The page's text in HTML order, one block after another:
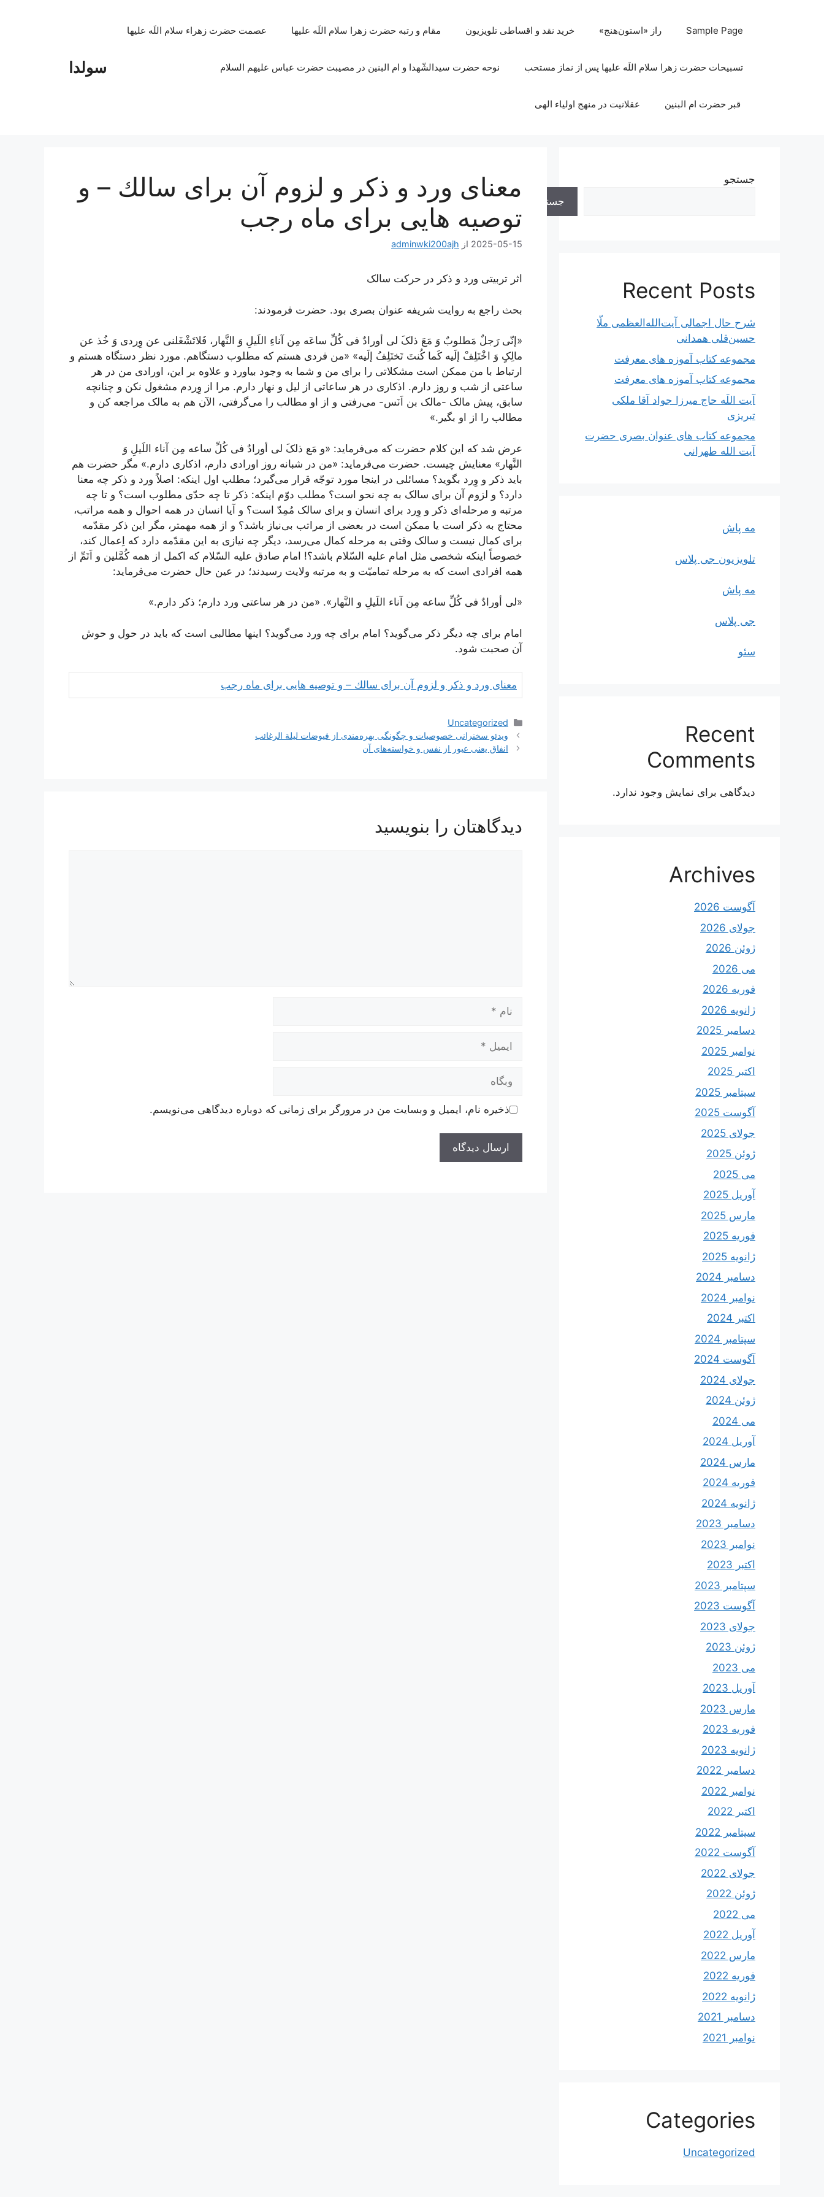
سولدا
Sample Page راز «استون‌هنج» خرید نقد و اقساطی تلویزیون مقام و رتبه حضرت زهرا سلام اللَه علیها عصمت حضرت زهراء سلام اللَه علیها
تسبیحات حضرت زهرا سلام اللَه علیها پس از نماز مستحب نوحه حضرت سیدالشّهدا و ام البنین در مصیبت حضرت عباس علیهم السلام
قبر حضرت ام البنین عقلانیت در منهج اولیاء الهی
معناى ورد و ذكر و لزوم آن براى سالك – و
توصیه هایی برای ماه رجب
2025-05-15 از adminwki200ajh
اثر تربیتی ورد و ذکر در حرکت سالک
بحث راجع به روایت شریفه عنوان بصری بود. حضرت فرمودند:
«إنّی رَجلٌ مَطلوبٌ وَ مَعَ ذلکَ لی أورادٌ فی کُلِّ ساعَه مِن آناءِ اللَیلِ وَ النَّهار، فَلاتَشْغَلنی عن وِردی وَ خُذ عن
مالِکٍ وَ اخْتَلِفْ إلَیه کَما کُنتَ تَختَلِفُ إلَیه» «من فردی هستم که مطلوب دستگاهم. مورد نظر دستگاه هستم و
ارتباط با من ممکن است مشکلاتی را برای من و شما به وجود بیاورد و علاوه بر این، اورادی من در هر
ساعتی از شب و روز دارم. اذکاری در هر ساعاتی از لیل و نهار دارم. مرا از وِردم مشغول نکن و چنانچه
سابق، پیش مالک -مالک بن اَنَس- می‌رفتی و از او مطالب را می‌گرفتی، الآن هم به مالک مراجعه کن و
مطالب را از او بگیر.»
عرض شد که این کلام حضرت که می‌فرماید: «و مَع ذلکَ لی أورادٌ فی کُلِّ ساعه مِن آناء اللَیلِ وَ
النَّهار» معنایش چیست. حضرت می‌فرماید: «من در شبانه روز اورادی دارم، اذکاری دارم.» مگر حضرت هم
باید ذکر و وِرد بگوید؟ مسائلی در اینجا مورد توجّه قرار می‌گیرد؛ مطلب اول اینکه: اصلاً ورد و ذکر چه معنا
دارد؟ و لزوم آن برای سالک به چه نحو است؟ مطلب دوّم اینکه: ذکر تا چه حدّی مطلوب است؟ و تا چه
مرتبه و مرحله‌ای ذکر و وِرد برای انسان و برای سالک مُمِدّ است؟ و آیا انسان در همه احوال و همه مراتب،
محتاج به ذکر است یا ممکن است در بعضی از مراتب بی‌نیاز باشد؟ و از همه مهمتر، مگر این ذکر مقدّمه
برای کمال نیست و سالک وقتی به مرحله کمال می‌رسد، دیگر چه نیازی به این مقدّمه دارد که اِعمال کند،
خصوصاً اینکه شخصی مثل امام علیه السّلام باشد؟! امام صادق علیه السّلام که اکمل از همه کُمَّلین و اَتَمِّ از
همه افرادی است که به مرحله تمامیّت و به مرتبه ولایت رسیدند؛ در عین حال حضرت می‌فرماید:
«لی أورادٌ فی کُلِّ ساعه مِن آناء اللَیلِ و النَّهار». «من در هر ساعتی ورد دارم؛ ذکر دارم.»
امام برای چه دیگر ذکر می‌گوید؟ امام برای چه ورد می‌گوید؟ اینها مطالبی است که باید در حول و حوش
آن صحبت شود.
معناى ورد و ذكر و لزوم آن براى سالك – و توصیه هایی برای ماه رجب
دسته‌ها
Uncategorized
ناوبری
نوشته‌ها
ویدئو سخنرانی خصوصیات و چگونگی بهره‌مندی از فیوضات لیلة الرغائب
انفاق یعنی عبور از نفس و خواسته‏‌هاى آن‏
دیدگاهتان را بنویسید
ایمیل
وبگاه
ذخیره نام، ایمیل و وبسایت من در مرورگر برای زمانی که دوباره دیدگاهی می‌نویسم.
جستجو
جستجو
Recent Posts
شرح حال اجمالی آیت‌الله‌العظمی ملّا
حسین‌قلی همدانی
مجموعه کتاب آموزه های معرفت
مجموعه کتاب آموزه های معرفت
آیت اللَه حاج میرزا جواد آقا ملکی
تبریزی
مجموعه کتاب های عنوان بصری حضرت
آیت الله طهرانی
مه پاش
تلویزیون جی پلاس
مه پاش
جی پلاس
سئو
Recent
Comments
دیدگاهی برای نمایش وجود ندارد.
Archives
آگوست 2026
جولای 2026
ژوئن 2026
می 2026
فوریه 2026
ژانویه 2026
دسامبر 2025
نوامبر 2025
اکتبر 2025
سپتامبر 2025
آگوست 2025
جولای 2025
ژوئن 2025
می 2025
آوریل 2025
مارس 2025
فوریه 2025
ژانویه 2025
دسامبر 2024
نوامبر 2024
اکتبر 2024
سپتامبر 2024
آگوست 2024
جولای 2024
ژوئن 2024
می 2024
آوریل 2024
مارس 2024
فوریه 2024
ژانویه 2024
دسامبر 2023
نوامبر 2023
اکتبر 2023
سپتامبر 2023
آگوست 2023
جولای 2023
ژوئن 2023
می 2023
آوریل 2023
مارس 2023
فوریه 2023
ژانویه 2023
دسامبر 2022
نوامبر 2022
اکتبر 2022
سپتامبر 2022
آگوست 2022
جولای 2022
ژوئن 2022
می 2022
آوریل 2022
مارس 2022
فوریه 2022
ژانویه 2022
دسامبر 2021
نوامبر 2021
Categories
Uncategorized